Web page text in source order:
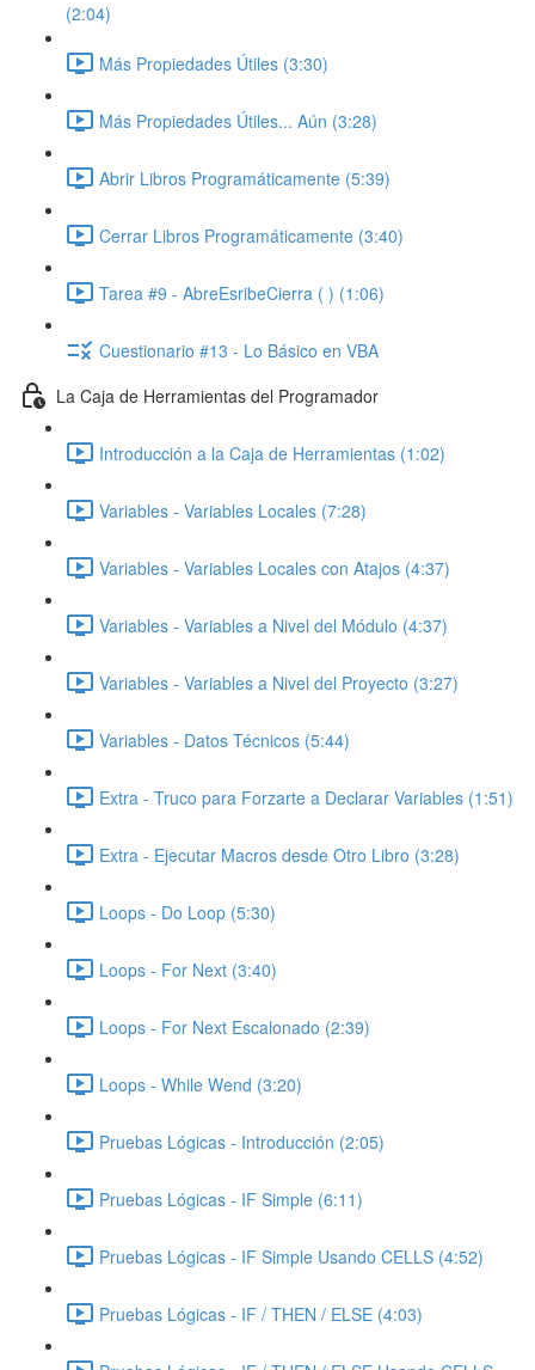
(2:04)
Más Propiedades Útiles (3:30)
Más Propiedades Útiles... Aún (3:28)
Abrir Libros Programáticamente (5:39)
Cerrar Libros Programáticamente (3:40)
Tarea #9 - AbreEsribeCierra ( ) (1:06)
Cuestionario #13 - Lo Básico en VBA
La Caja de Herramientas del Programador
Introducción a la Caja de Herramientas (1:02)
Variables - Variables Locales (7:28)
Variables - Variables Locales con Atajos (4:37)
Variables - Variables a Nivel del Módulo (4:37)
Variables - Variables a Nivel del Proyecto (3:27)
Variables - Datos Técnicos (5:44)
Extra - Truco para Forzarte a Declarar Variables (1:51)
Extra - Ejecutar Macros desde Otro Libro (3:28)
Loops - Do Loop (5:30)
Loops - For Next (3:40)
Loops - For Next Escalonado (2:39)
Loops - While Wend (3:20)
Pruebas Lógicas - Introducción (2:05)
Pruebas Lógicas - IF Simple (6:11)
Pruebas Lógicas - IF Simple Usando CELLS (4:52)
Pruebas Lógicas - IF / THEN / ELSE (4:03)